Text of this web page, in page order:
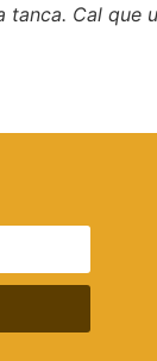
tanca. Cal